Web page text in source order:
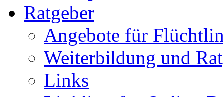
Ratgeber
Angebote für
Weiterbildung und
Links